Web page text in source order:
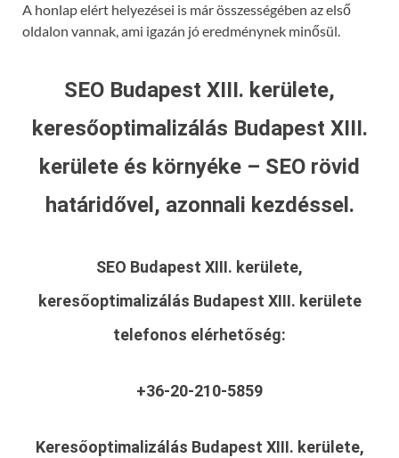
A honlap elért helyezései is már összességében az első
oldalon vannak, ami igazán jó eredménynek minősül.
SEO Budapest XIII. kerülete,
keresőoptimalizálás Budapest XIII.
kerülete és környéke – SEO rövid
határidővel, azonnali kezdéssel.
SEO Budapest XIII. kerülete,
keresőoptimalizálás Budapest XIII. kerülete
telefonos elérhetőség:
+36-20-210-5859
Keresőoptimalizálás Budapest XIII. kerülete,